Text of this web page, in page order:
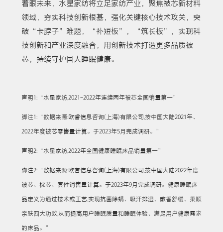
着眼未来，水星家纺将立足家纺产业，聚焦被芯新材料
领域，夯实科技创新根基，强化关键核心技术攻关，突
破“卡脖子”难题，“补短板”，“筑长板”，实现科
技创新和产业深度融合，用创新技术打造更多品质被
芯，持续守护国人睡眠健康。
声明1:“水星家纺,2021-2022年连续两年被芯全国销量第一”
脚注1:“数据来源:欧睿信息咨询(上海)有限公司,按中国大陆2021年、
2022年度被芯零售量计算。于2023年5月完成调研。”
声明2:“水星家纺,2022年全国健康睡眠床品销量第一”
脚注2:“数据来源:欧睿信息咨询(上海)有限公司,按中国大陆2022年度
被芯、枕芯、套件销售量计算。于2023年9月完成调研。健康睡眠床
品定义为通过技术或工艺,实现抗菌除螨、吸汗排湿、散香舒缓、柔顺
亲肤四大功效,从而提高用户睡眠质量和睡眠体验、满足用户健康需求
的床品。”